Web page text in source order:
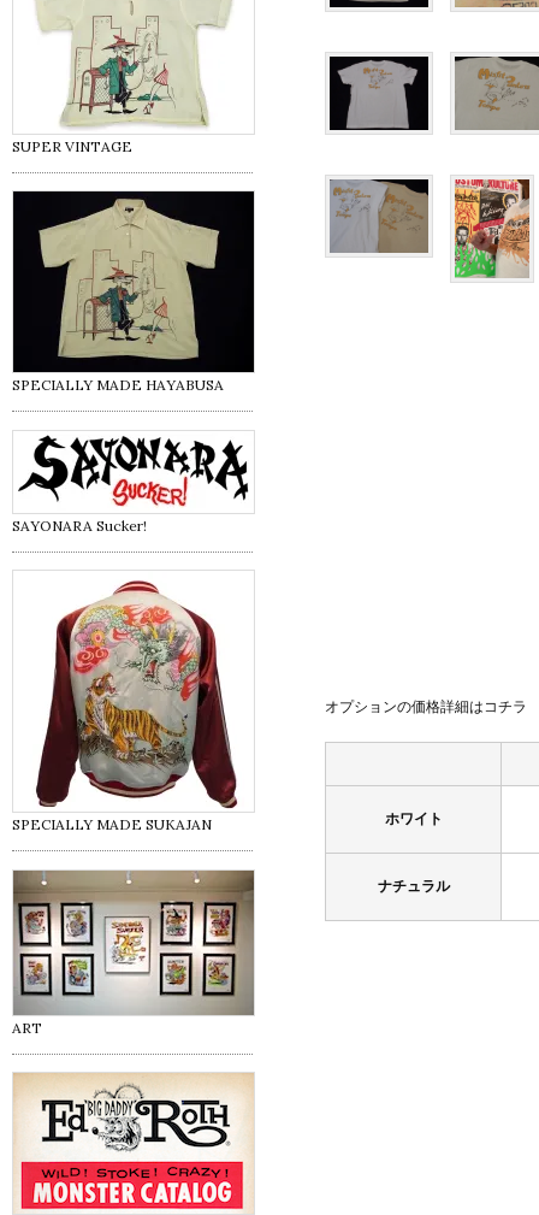
オプションの価格詳細はコチラ
ホワイト
ナチュラル
SUPER VINTAGE
SPECIALLY MADE HAYABUSA
SAYONARA Sucker!
SPECIALLY MADE SUKAJAN
ART